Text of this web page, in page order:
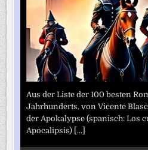
Aus der Liste der 100 besten
Jahrhunderts. von Vicente
der Apokalypse (spanisch: Los
Apocalipsis) [...]